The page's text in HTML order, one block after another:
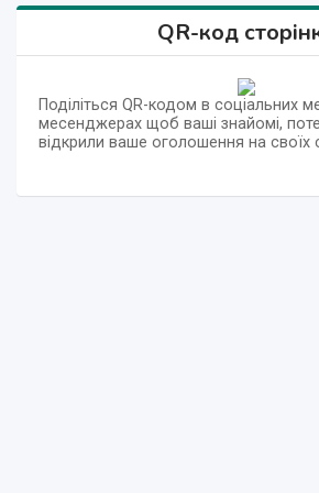
QR-код
Поділіться QR-кодом в соціальних
месенджерах щоб ваші знайомі,
відкрили ваше оголошення на своїх